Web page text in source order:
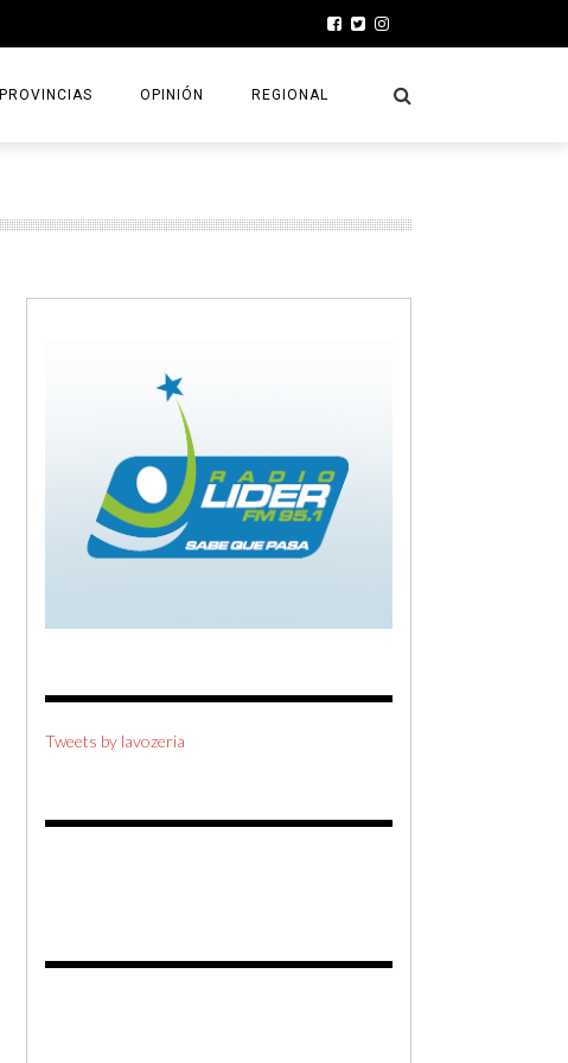
PROVINCIAS OPINIÓN REGIONAL
Tweets by lavozeria